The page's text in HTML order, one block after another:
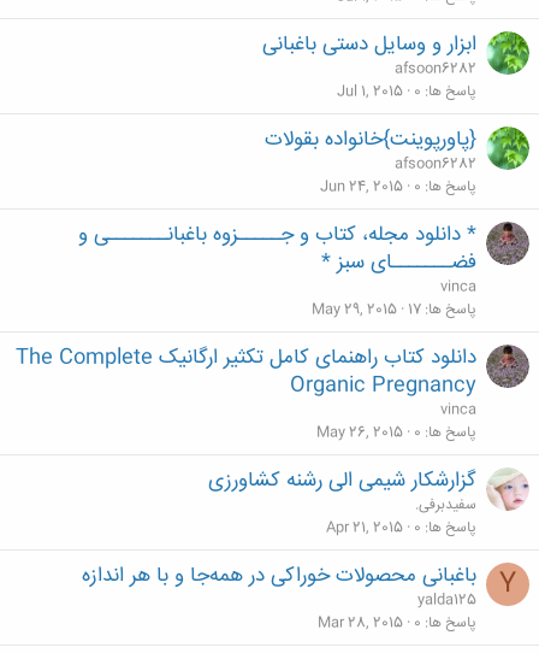
ابزار و وسايل دستی باغبانی
afsoon6282
پاسخ ها 0
Jul 1, 2015
{پاورپوینت}خانواده بقولات
afsoon6282
پاسخ ها 0
Jun 24, 2015
* دانلود مجله، کتاب و جـــــزوه باغبانـــــــی و
فضـــــــای سبز *
vinca
پاسخ ها 17
May 29, 2015
دانلود کتاب راهنمای کامل تکثیر ارگانیک The Complete
Organic Pregnancy
vinca
پاسخ ها 0
May 26, 2015
گزارشکار شیمی الی رشنه کشاورزی
سفیدبرفی.
پاسخ ها 0
Apr 21, 2015
Y باغبانی محصولات خوراکی در همه‌جا و با هر اندازه‌
yalda125
پاسخ ها 0
Mar 28, 2015